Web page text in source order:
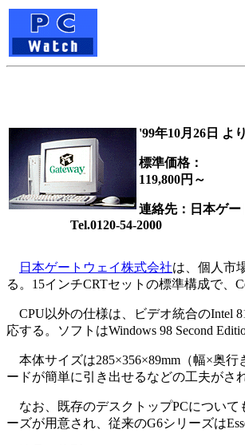
'99年10月26日 よ
標準価格：
119,800円～
連絡先：日本ゲー
Tel.0120-54-2000
日本ゲートウェイ株式会社は、個人市
る。15インチCRTセットの標準構成で、
CPU以外の仕様は、ビデオ統合のIntel
応する。ソフトはWindows 98 Second
本体サイズは285×356×89mm（幅×奥
ードが簡単に引き出せるなどの工夫がさ
なお、既存のデスクトップPCについて
ーズが用意され、従来のG6シリーズは